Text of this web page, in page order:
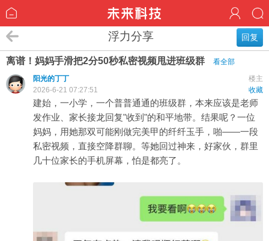
回复
浮力分享
离谱！妈妈手滑把2分50秒私密视频甩进班级群
看全部
楼主
阳光的丁丁
收藏
2026-6-21 07:27:51
建始，一小学，一个普普通通的班级群，本来应该是老师
发作业、家长接龙回复"收到"的和平地带。结果呢？一位
妈妈，用她那双可能刚做完美甲的纤纤玉手，啪——一段
私密视频，直接空降群聊。等她回过神来，好家伙，群里
几十位家长的手机屏幕，怕是都亮了。